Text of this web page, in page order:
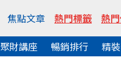
焦點文章 熱門標籤 熱
聚財講座 暢銷排行 精